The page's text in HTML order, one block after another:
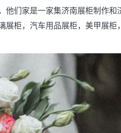
他们家是一家集济南展柜制作和
展柜，汽车用品展柜，美甲展柜